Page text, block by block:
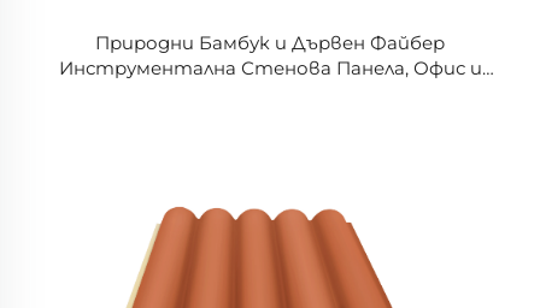
Природни Бамбук и Дървен Файбер
Инструментална Стенова Панела, Офис и